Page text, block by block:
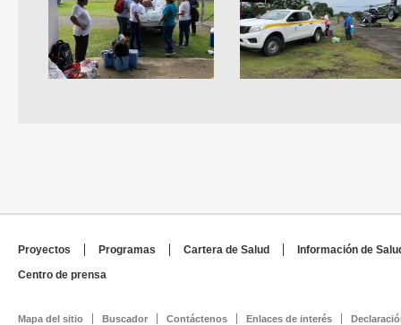
Proyectos Programas Cartera de Salud
Información de
Centro de prensa
Mapa del sitio Buscador Contáctenos Enlaces de interés